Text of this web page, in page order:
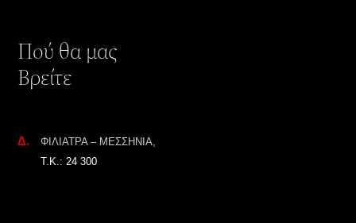
Πού θα μας
Βρείτε
Δ.
ΦΙΛΙΑΤΡΑ – ΜΕΣΣΗΝΙΑ,
Τ.Κ.: 24 300